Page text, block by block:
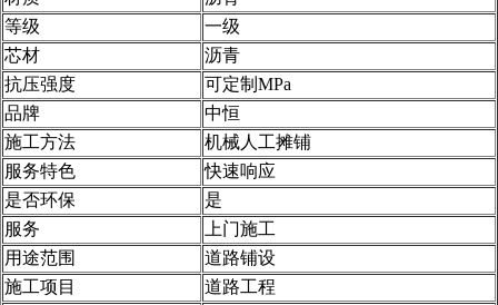
等级
一级
芯材
沥青
抗压强度
可定制MPa
品牌
中恒
施工方法
机械人工摊铺
服务特色
快速响应
是否环保
是
服务
上门施工
用途范围
道路铺设
施工项目
道路工程